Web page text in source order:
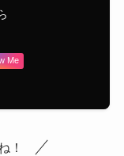
Me
！